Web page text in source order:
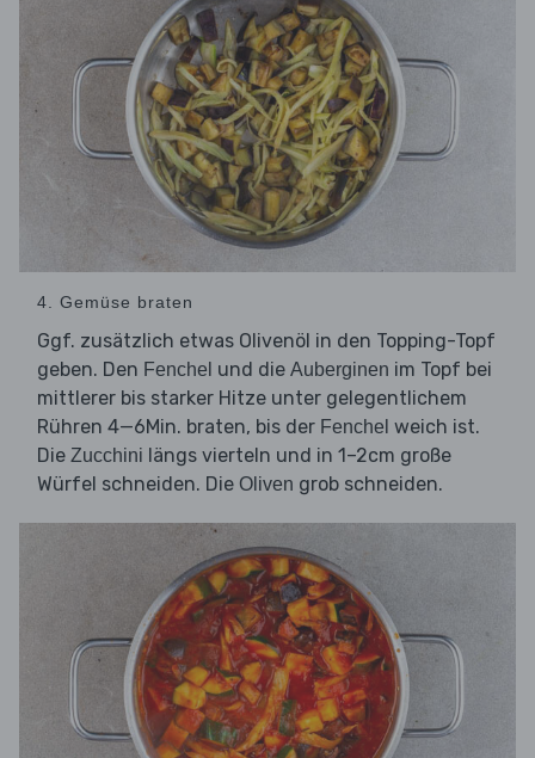
4. Gemüse braten
Ggf. zusätzlich etwas Olivenöl in den Topping-Topf
geben. Den Fenchel und die Auberginen im Topf bei
mittlerer bis starker Hitze unter gelegentlichem
Rühren 4—6Min. braten, bis der Fenchel weich ist.
Die Zucchini längs vierteln und in 1–2cm große
Würfel schneiden. Die Oliven grob schneiden.